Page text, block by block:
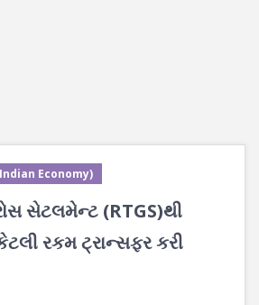
Economy)
સેટલમેન્ટ (RTGS)થી
રકમ ટ્રાન્સફર કરી